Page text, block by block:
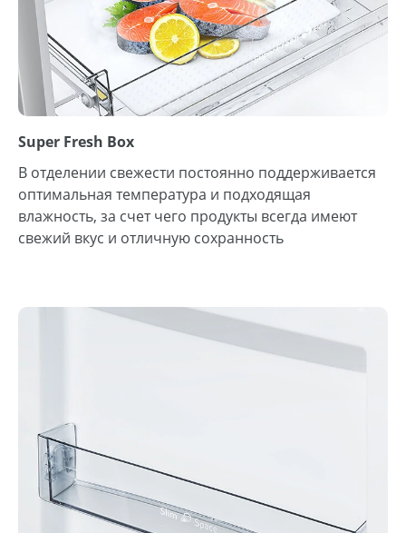
Super Fresh Box
В отделении свежести постоянно поддерживается
оптимальная температура и подходящая
влажность, за счет чего продукты всегда имеют
свежий вкус и отличную сохранность